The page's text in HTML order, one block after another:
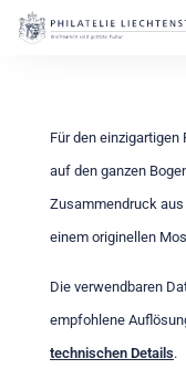
Für den einzigartigen
auf den ganzen
Zusammendruck
einem originellen
Die verwendbaren
empfohlene
technischen Details.